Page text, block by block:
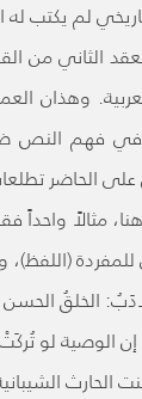
لم يكتب له
الثاني من
وهذان
فهم النص ضمن
الحاضر
مثالاً
للمفردة
الحسن 100 ق.هـ 525م
إن الوصية لو
الحارث